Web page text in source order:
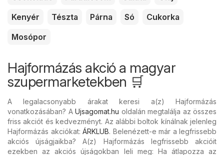
Kenyér
Tészta Párna Só
Cukorka
Mosópor
Hajformázás akció a magyar
szupermarketekben 🛒
A legalacsonyabb árakat keresi a(z) Hajformázás
vonatkozásában? A Ujsagomat.hu oldalán megtalálja az összes
friss akciót és kedvezményt. Az alábbi boltok kínálnak jelenleg
Hajformázás akciókat: ÁRKLUB. Belenézett-e már a legfrissebb
akciós újságjaikba? A(z) Hajformázás legfrissebb akcióit
ezekben az akciós újságokban leli meg: Ha átlapozza az